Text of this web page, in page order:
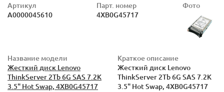
Артикул
А0000045610
Парт. номер
4XB0G45717
Фото
Название модели
Жесткий диск Lenovo
ThinkServer 2Tb 6G SAS 7.2K
3.5" Hot Swap, 4XB0G45717
Краткое описание
Жесткий диск Lenovo
ThinkServer 2Tb 6G SAS 7.2K
3.5" Hot Swap, 4XB0G45717